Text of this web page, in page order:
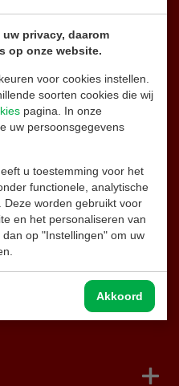
privacy, daarom
op onze website.
voor cookies instellen.
soorten cookies die wij
pagina. In onze
uw persoonsgegevens
u toestemming voor het
functionele, analytische
worden gebruikt voor
en het personaliseren van
op "Instellingen" om uw
Akkoord